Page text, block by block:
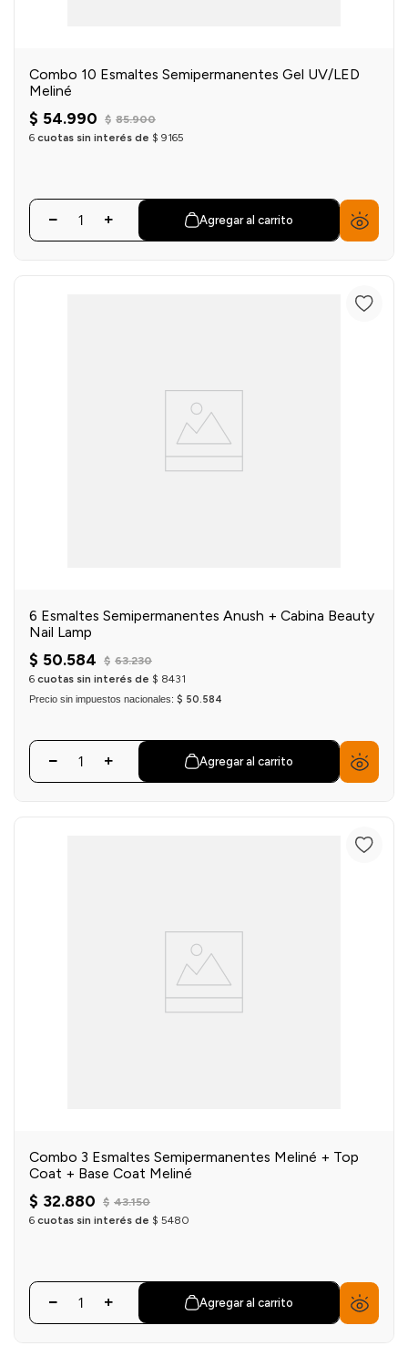
Combo 10 Esmaltes Semipermanentes Gel UV/LED
Meliné
$ 54.990 $ 85.900
6 cuotas sin interés de $ 9165
Agregar al carrito
6 Esmaltes Semipermanentes Anush + Cabina Beauty
Nail Lamp
$ 50.584 $ 63.230
6 cuotas sin interés de $ 8431
Precio sin impuestos nacionales: $ 50.584
Agregar al carrito
Combo 3 Esmaltes Semipermanentes Meliné + Top
Coat + Base Coat Meliné
$ 32.880 $ 43.150
6 cuotas sin interés de $ 5480
Agregar al carrito